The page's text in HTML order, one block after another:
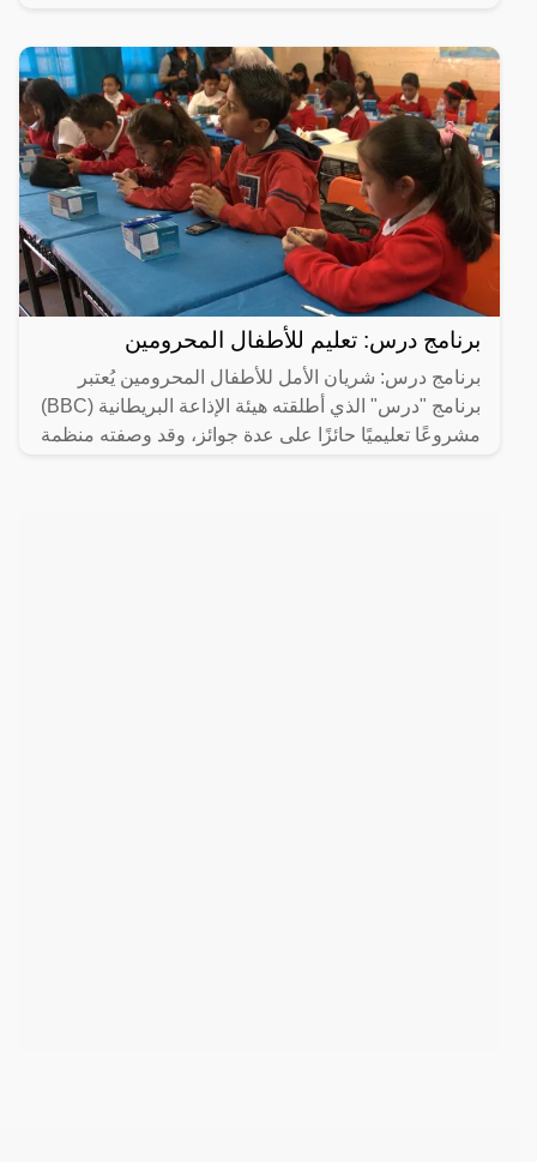
برنامج درس: تعليم للأطفال المحرومين
برنامج درس: شريان الأمل للأطفال المحرومين يُعتبر
برنامج "درس" الذي أطلقته هيئة الإذاعة البريطانية (BBC)
مشروعًا تعليميًا حائزًا على عدة جوائز، وقد وصفته منظمة